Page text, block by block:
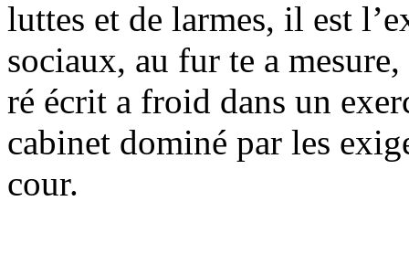
luttes et de larmes, il est
sociaux, au fur te a
ré écrit a froid dans un
cabinet dominé par les
cour.